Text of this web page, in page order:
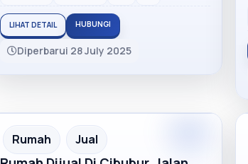
LIHAT DETAIL HUBUNGI
Diperbarui 28 July 2025
Recommended
Rumah Jual